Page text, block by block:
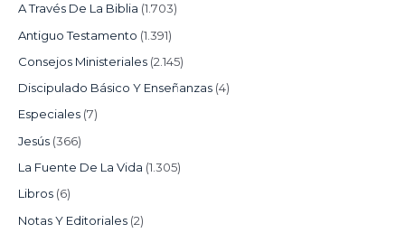
A Través De La Biblia (1.703)
Antiguo Testamento (1.391)
Consejos Ministeriales (2.145)
Discipulado Básico Y Enseñanzas (4)
Especiales (7)
Jesús (366)
La Fuente De La Vida (1.305)
Libros (6)
Notas Y Editoriales (2)